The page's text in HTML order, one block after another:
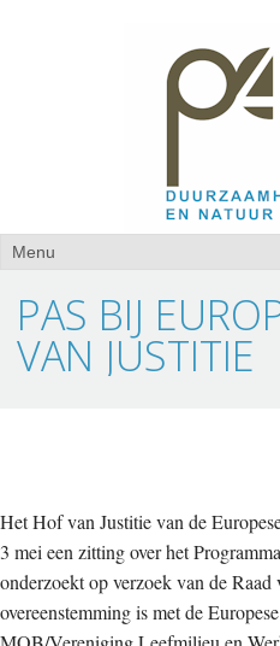
PAS BIJ
VAN JUSTITIE
Het Hof van Justitie van de
3 mei een zitting over het
onderzoekt op verzoek van de
overeenstemming is met de